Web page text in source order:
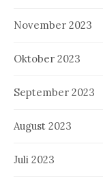
November 2023
Oktober 2023
September 2023
August 2023
Juli 2023